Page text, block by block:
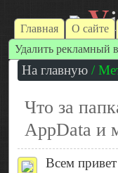
V
Главная О сайте
Удалить рекламный
На главную /
Что за
AppData и
Всем привет